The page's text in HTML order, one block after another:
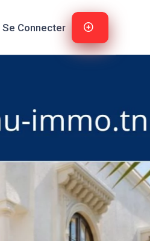
Se Connecter